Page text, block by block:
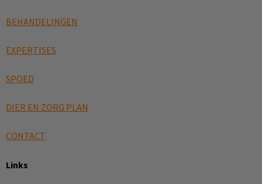
BEHANDELINGEN
EXPERTISES
SPOED
DIER EN ZORG PLAN
CONTACT
Links